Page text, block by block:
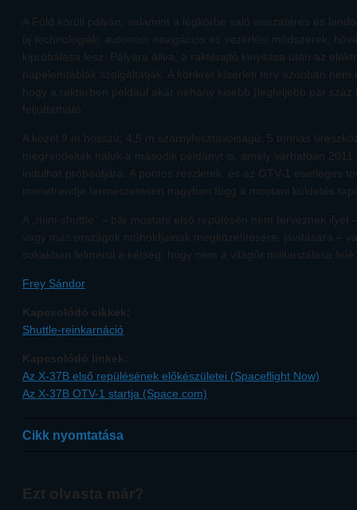
A Föld körüli pályán, valamint a légkörbe való visszatérés és
új technológiák, autonóm navigációs és vezérlési módszerek,
kipróbálása lesz. Pályára állva, a raktérajtó kinyitása után az
napelemtáblák szolgáltatják. A konkrét kísérleti terv azonban nem
hogy a raktérben például akár néhány kisebb (legfeljebb pár
feljuttatható.
A közel 9 m hosszú, 4,5 m szárnyfesztávolságú, 5 tonnás
megrendelték náluk a második példányt is, amely várhatóan
indulhat próbaútjára. A pontos részletek, és az OTV-1 esetleges
menetrendje természetesen nagyban függ a mostani küldetés
A „mini-shuttle” – bár mostani első repülésén nem terveznek ilyet
vagy más országok műholdjainak megközelítésére, javítására –
sokakban felmerül a kétség, hogy nem a világűr militarizálása
Frey Sándor
Kapcsolódó cikkek:
Shuttle-reinkarnáció
Kapcsolódó linkek:
Az X-37B első repülésének előkészületei (Spaceflight Now)
Az X-37B OTV-1 startja (Space.com)
Cikk nyomtatása
Ezt olvasta már?